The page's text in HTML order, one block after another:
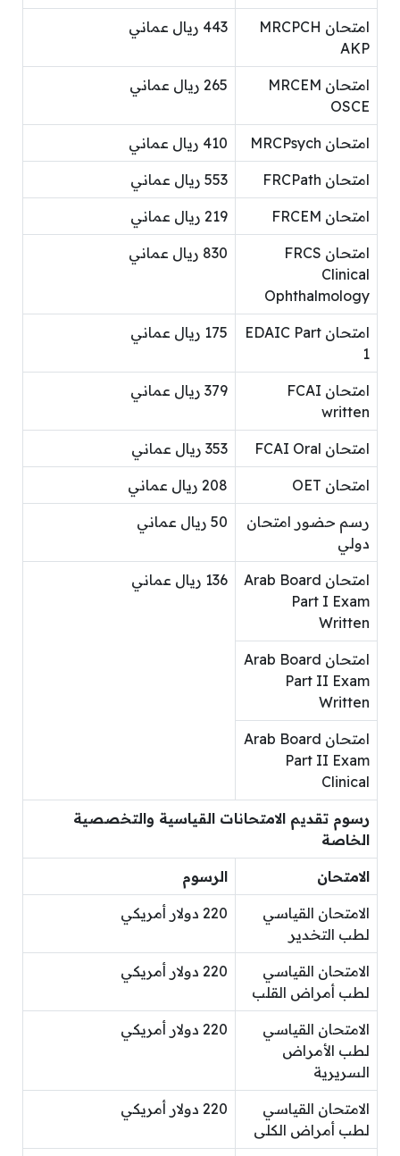
امتحان MRCPCH
AKP
443 ريال عماني
امتحان MRCEM
OSCE
265 ريال عماني
امتحان MRCPsych 410 ريال عماني
امتحان FRCPath 553 ريال عماني
امتحان FRCEM 219 ريال عماني
امتحان FRCS
Clinical
Ophthalmology
830 ريال عماني
امتحان EDAIC Part
1
175 ريال عماني
امتحان FCAI
written
379 ريال عماني
امتحان FCAI Oral 353 ريال عماني
امتحان OET 208 ريال عماني
رسم حضور امتحان
دولي
50 ريال عماني
امتحان Arab Board
Part I Exam
Written
136 ريال عماني
امتحان Arab Board
Part II Exam
Written
امتحان Arab Board
Part II Exam
Clinical
رسوم تقديم الامتحانات القياسية والتخصصية
الخاصة
الامتحان الرسوم
الامتحان القياسي
لطب التخدير
220 دولار أمريكي
الامتحان القياسي
لطب أمراض القلب
220 دولار أمريكي
الامتحان القياسي
لطب الأمراض
السريرية
220 دولار أمريكي
الامتحان القياسي
لطب أمراض الكلى
220 دولار أمريكي